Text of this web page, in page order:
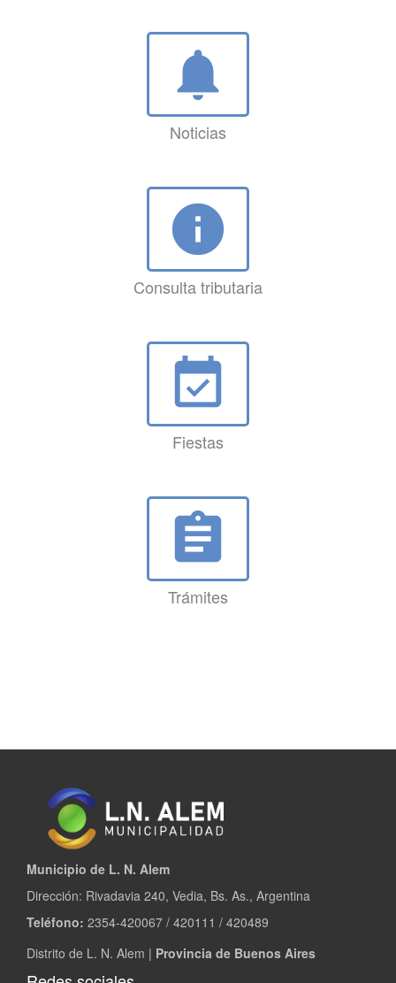
notifications
Noticias
info
Consulta tributaria
event_available
Fiestas
assignment
Trámites
Municipio de L. N. Alem
Dirección: Rivadavia 240, Vedia, Bs. As., Argentina
Teléfono: 2354-420067 / 420111 / 420489
Distrito de L. N. Alem | Provincia de Buenos Aires